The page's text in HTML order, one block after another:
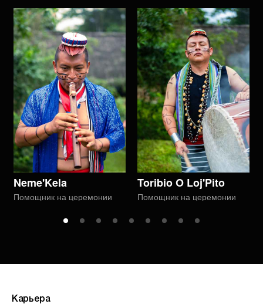
Neme'Kela
Помощник на церемонии
Toribio O Loj'Pito
Помощник на церемонии
Карьера